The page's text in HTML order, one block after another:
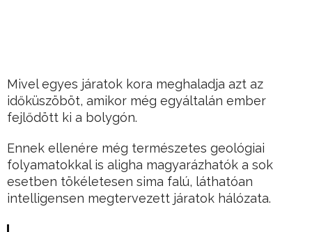
Mivel egyes járatok kora meghaladja azt az
időküszöböt, amikor még egyáltalán ember
fejlődött ki a bolygón.
Ennek ellenére még természetes geológiai
folyamatokkal is aligha magyarázhatók a sok
esetben tökéletesen sima falú, láthatóan
intelligensen megtervezett járatok hálózata.